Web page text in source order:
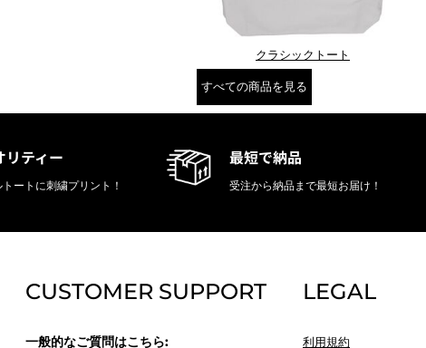
クラシックトート
すべての商品を見る
リティー
ートに刺繍プリント！
最短で納品
受注から納品まで最短お届け！
CUSTOMER SUPPORT
一般的なご質問はこちら:
LEGAL
利用規約